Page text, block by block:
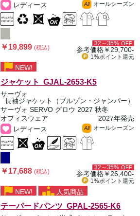
レディース
All オールシーズン
￥19,899(税込)
32～35% OFF
参考価格￥29,700-
1%ポイント 還元
NEW!
ジャケット GJAL-2653-K5
サーヴォ
長袖ジャケット（ブルゾン・ジャンパー）
サーヴォ SERVO グロウ 2027 秋冬
オフィスウェア
2027年発売
レディース
All オールシーズン
￥17,688(税込)
32～35% OFF
参考価格￥26,400-
1%ポイント 還元
NEW! 人気商品
テーパードパンツ GPAL-2565-K6